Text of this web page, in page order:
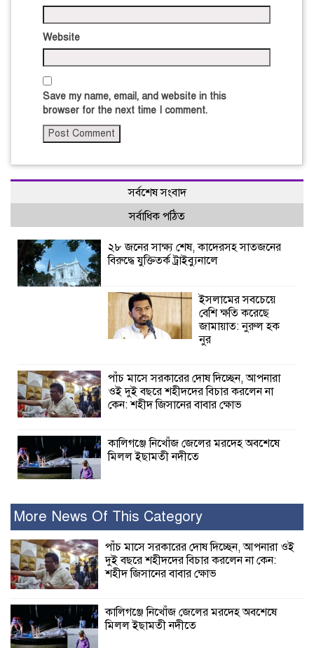
Website
Save my name, email, and website in this
browser for the next time I comment.
সর্বশেষ সংবাদ
সর্বাধিক পঠিত
২৮ জনের সাক্ষ্য শেষ, কাদেরসহ সাতজনের
বিরুদ্ধে যুক্তিতর্ক ট্রাইব্যুনালে
ইসলামের সবচেয়ে
বেশি ক্ষতি করেছে
জামায়াত: নুরুল হক
নুর
পাঁচ মাসে সরকারের দোষ দিচ্ছেন, আপনারা
ওই দুই বছরে শহীদদের বিচার করলেন না
কেন: শহীদ জিসানের বাবার ক্ষোভ
কালিগঞ্জে নিখোঁজ জেলের মরদেহ অবশেষে
মিলল ইছামতী নদীতে
উদ্যোগে কর্মী সম্মেলন
শ্যামনগরে জলবায়ু সহনশীল জনগোষ্ঠী গঠনে
More News Of This Category
পাঁচ মাসে সরকারের দোষ দিচ্ছেন, আপনারা ওই
দুই বছরে শহীদদের বিচার করলেন না কেন:
শহীদ জিসানের বাবার ক্ষোভ
কালিগঞ্জে নিখোঁজ জেলের মরদেহ অবশেষে
মিলল ইছামতী নদীতে